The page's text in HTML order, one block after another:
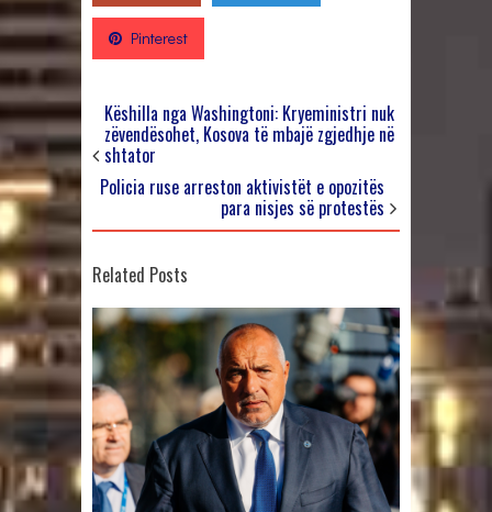
Pinterest
Këshilla nga Washingtoni: Kryeministri nuk
zëvendësohet, Kosova të mbajë zgjedhje në
shtator
Policia ruse arreston aktivistët e opozitës
para nisjes së protestës
Related Posts